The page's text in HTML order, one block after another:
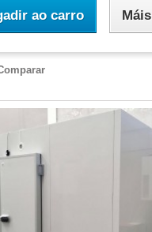
ao carro Máis